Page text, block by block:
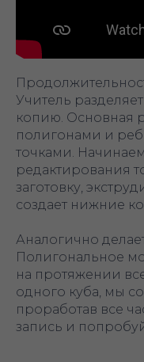
Учитель
копию. Основная
полигонами и
точками.
редактирования
заготовку,
создает нижние
Аналогично
Полигональное
на протяжении
одного куба, мы
проработав все
запись и